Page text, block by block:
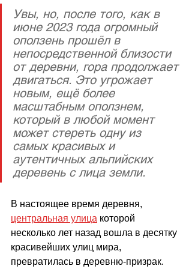
Увы, но, после того, как в
июне 2023 года огромный
оползень прошёл в
непосредственной близости
от деревни, гора продолжает
двигаться. Это угрожает
новым, ещё более
масштабным оползнем,
который в любой момент
может стереть одну из
самых красивых и
аутентичных альпийских
деревень с лица земли.
В настоящее время деревня,
центральная улица которой
несколько лет назад вошла в десятку
красивейших улиц мира,
превратилась в деревню-призрак.